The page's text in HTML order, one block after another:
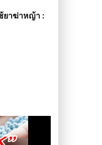
ยาฆ่าหญ้า :